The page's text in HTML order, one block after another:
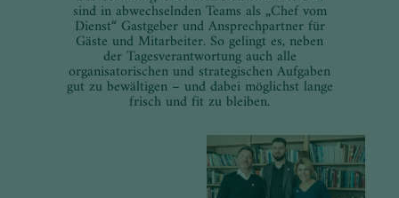
sind in abwechselnden Teams als „Chef vom
Dienst“ Gastgeber und Ansprechpartner für
Gäste und Mitarbeiter. So gelingt es, neben
der Tagesverantwortung auch alle
organisatorischen und strategischen Aufgaben
gut zu bewältigen – und dabei möglichst lange
frisch und fit zu bleiben.